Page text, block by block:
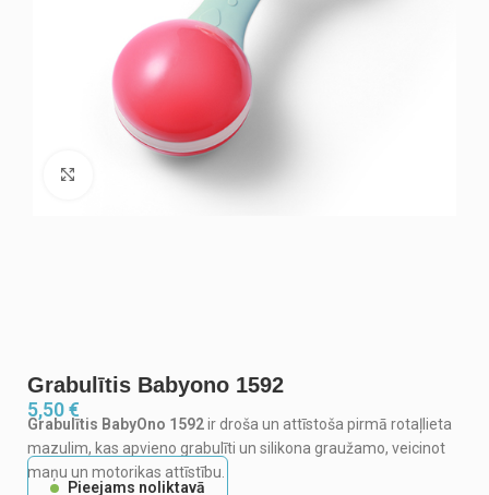
Noklikšķiniet, lai palielinātu
Grabulītis Babyono 1592
5,50€
Grabulītis BabyOno 1592ir droša un attīstoša pirmā rotaļlieta
mazulim, kas apvieno grabulīti un silikona graužamo, veicinot
maņu un motorikas attīstību.
Pieejams noliktavā